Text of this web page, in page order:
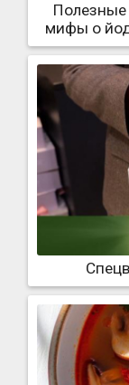
Полезные
мифы о